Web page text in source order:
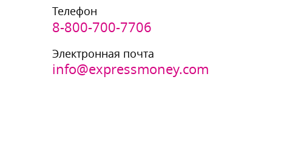
Телефон
8-800-700-7706
Электронная почта
info@expressmoney.com